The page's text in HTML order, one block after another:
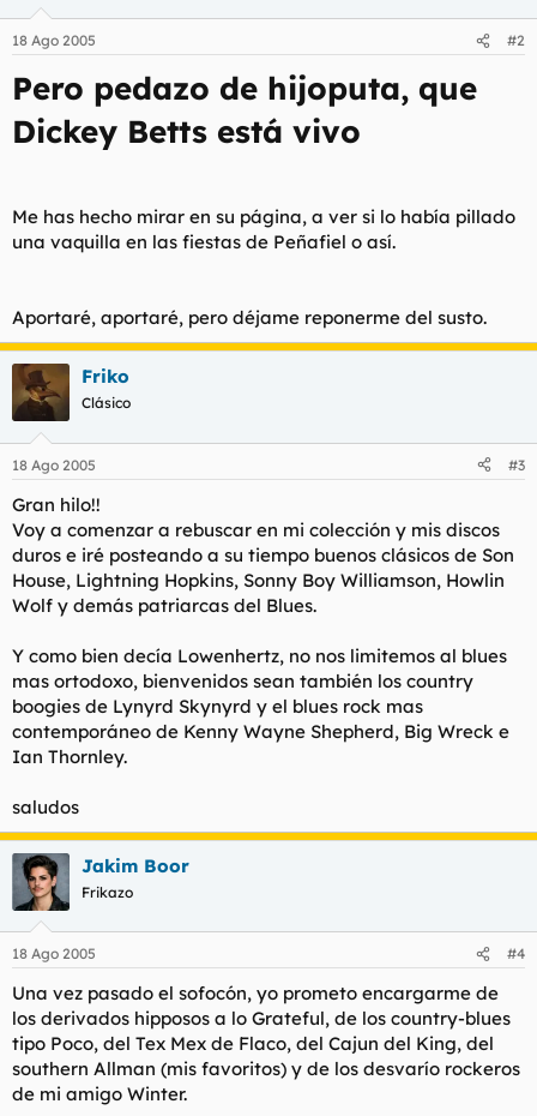
18 Ago 2005 #2
Pero pedazo de hijoputa, que
Dickey Betts está vivo
Me has hecho mirar en su página, a ver si lo había pillado
una vaquilla en las fiestas de Peñafiel o así.
Aportaré, aportaré, pero déjame reponerme del susto.
Friko
Clásico
18 Ago 2005 #3
Gran hilo!!
Voy a comenzar a rebuscar en mi colección y mis discos
duros e iré posteando a su tiempo buenos clásicos de Son
House, Lightning Hopkins, Sonny Boy Williamson, Howlin
Wolf y demás patriarcas del Blues.
Y como bien decía Lowenhertz, no nos limitemos al blues
mas ortodoxo, bienvenidos sean también los country
boogies de Lynyrd Skynyrd y el blues rock mas
contemporáneo de Kenny Wayne Shepherd, Big Wreck e
Ian Thornley.
saludos
Jakim Boor
Frikazo
18 Ago 2005 #4
Una vez pasado el sofocón, yo prometo encargarme de
los derivados hipposos a lo Grateful, de los country-blues
tipo Poco, del Tex Mex de Flaco, del Cajun del King, del
southern Allman (mis favoritos) y de los desvarío rockeros
de mi amigo Winter.